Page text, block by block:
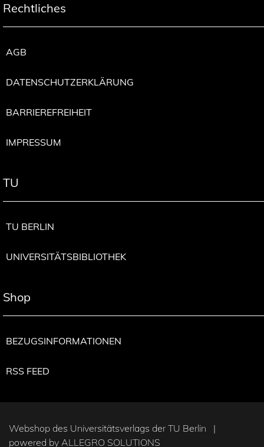
Rechtliches
AGB
DATENSCHUTZERKLÄRUNG
BARRIEREFREIHEIT
IMPRESSUM
TU
TU BERLIN
UNIVERSITÄTSBIBLIOTHEK
Shop
BEZUGSINFORMATIONEN
RSS FEED
Webshop des Universitätsverlags der TU Berlin |
powered by ALLEGRO SOLUTIONS